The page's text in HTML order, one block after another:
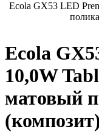
Ecola GX53 LED
Ecola
10,0W
матовый